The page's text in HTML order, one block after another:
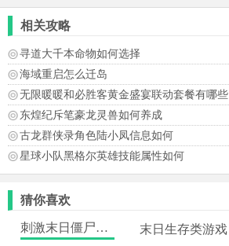
相关攻略
寻道大千本命物如何选择
海域重启怎么迁岛
无限暖暖和必胜客黄金盛宴联动套餐有哪些
东煌纪斥笔豪龙灵兽如何养成
古龙群侠录角色陆小凤信息如何
星球小队黑格尔英雄技能属性如何
猜你喜欢
刺激末日僵尸生存类 末日生存类游戏